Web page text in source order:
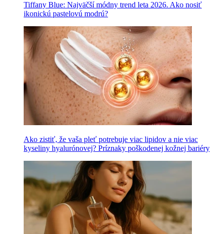
Tiffany Blue: Najväčší módny trend leta 2026. Ako nosiť
ikonickú pastelovú modrú?
Ako zistiť, že vaša pleť potrebuje viac lipidov a nie viac
kyseliny hyalurónovej? Príznaky poškodenej kožnej bariéry